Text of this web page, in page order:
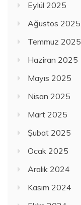
Eylül 2025
Ağustos 2025
Temmuz 2025
Haziran 2025
Mayıs 2025
Nisan 2025
Mart 2025
Şubat 2025
Ocak 2025
Aralık 2024
Kasım 2024